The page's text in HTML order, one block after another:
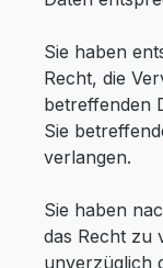
Sie haben
Recht, die
betreffenden
Sie
verlangen.
Sie haben
das Recht zu
unverzüglich